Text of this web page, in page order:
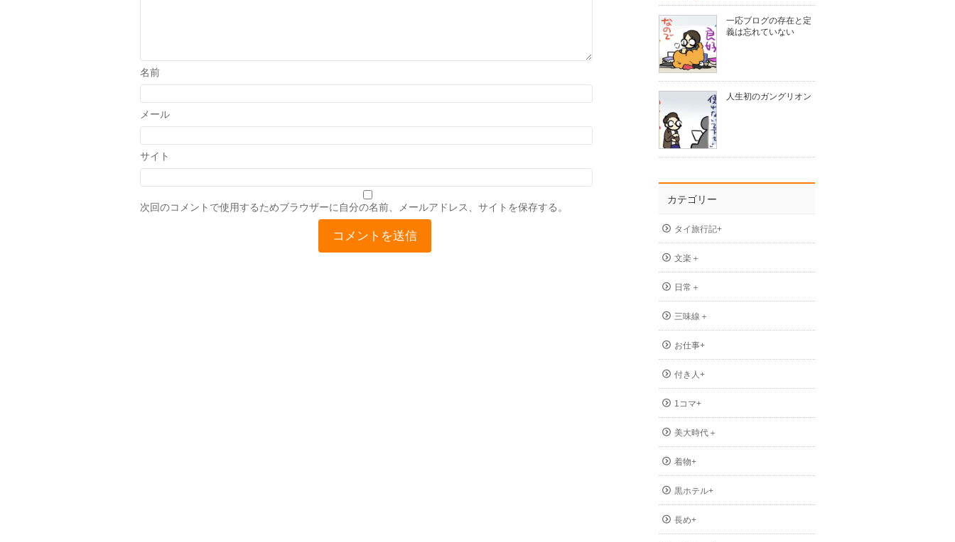
名前
メール
サイト
次回のコメントで使用するためブラウザーに自分の名前、メールアドレス、サイトを保存する。
一応ブログの存在と定
義は忘れていない
人生初のガングリオン
カテゴリー
タイ旅行記+
文楽＋
日常＋
三味線＋
お仕事+
付き人+
1コマ+
美大時代＋
着物+
黒ホテル+
長め+